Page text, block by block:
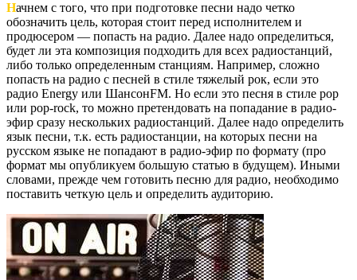
Начнем с того, что при подготовке песни надо четко
обозначить цель, которая стоит перед исполнителем и
продюсером — попасть на радио. Далее надо определиться,
будет ли эта композиция подходить для всех радиостанций,
либо только определенным станциям. Например, сложно
попасть на радио с песней в стиле тяжелый рок, если это
радио Energy или ШансонFM. Но если это песня в стиле pop
или pop-rock, то можно претендовать на попадание в радио-
эфир сразу нескольких радиостанций. Далее надо определить
язык песни, т.к. есть радиостанции, на которых песни на
русском языке не попадают в радио-эфир по формату (про
формат мы опубликуем большую статью в будущем). Иными
словами, прежде чем готовить песню для радио, необходимо
поставить четкую цель и определить аудиторию.